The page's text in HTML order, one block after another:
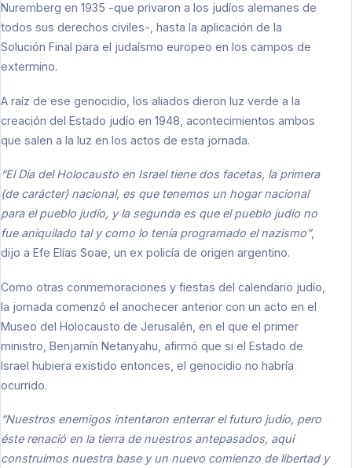
Nuremberg en 1935 -que privaron a los judíos alemanes de
todos sus derechos civiles-, hasta la aplicación de la
Solución Final para el judaísmo europeo en los campos de
extermino.
A raíz de ese genocidio, los aliados dieron luz verde a la
creación del Estado judío en 1948, acontecimientos ambos
que salen a la luz en los actos de esta jornada.
“El Día del Holocausto en Israel tiene dos facetas, la primera
(de carácter) nacional, es que tenemos un hogar nacional
para el pueblo judío, y la segunda es que el pueblo judío no
fue aniquilado tal y como lo tenía programado el nazismo”,
dijo a Efe Elías Soae, un ex policía de origen argentino.
Como otras conmemoraciones y fiestas del calendario judío,
la jornada comenzó el anochecer anterior con un acto en el
Museo del Holocausto de Jerusalén, en el que el primer
ministro, Benjamín Netanyahu, afirmó que si el Estado de
Israel hubiera existido entonces, el genocidio no habría
ocurrido.
“Nuestros enemigos intentaron enterrar el futuro judío, pero
éste renació en la tierra de nuestros antepasados, aquí
construimos nuestra base y un nuevo comienzo de libertad y